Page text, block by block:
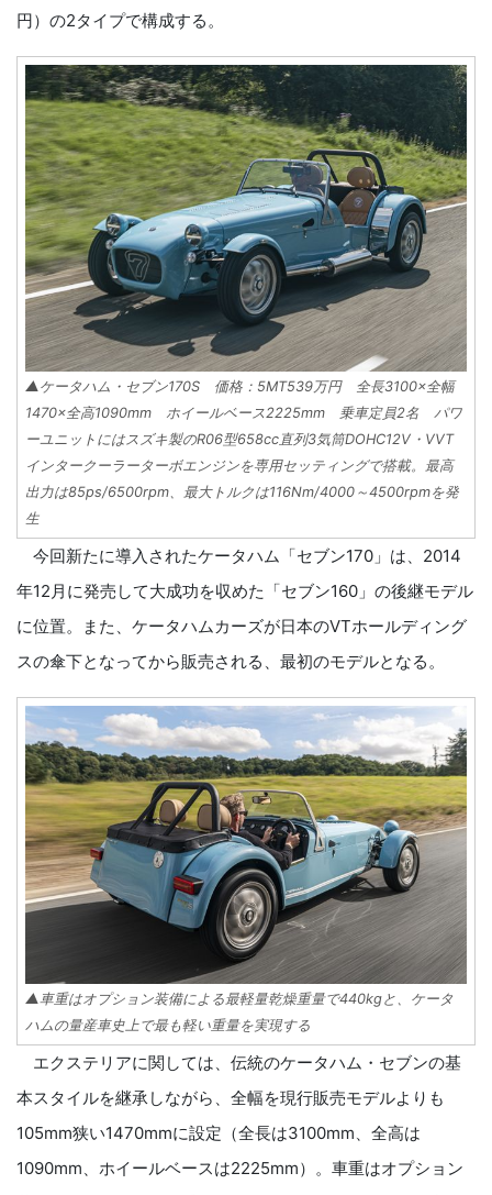
円）の2タイプで構成する。
▲ケータハム・セブン170S 価格：5MT539万円 全長3100×全幅
1470×全高1090mm ホイールベース2225mm 乗車定員2名 パワ
ーユニットにはスズキ製のR06型658cc直列3気筒DOHC12V・VVT
インタークーラーターボエンジンを専用セッティングで搭載。最高
出力は85ps/6500rpm、最大トルクは116Nm/4000～4500rpmを発
生
今回新たに導入されたケータハム「セブン170」は、2014
年12月に発売して大成功を収めた「セブン160」の後継モデル
に位置。また、ケータハムカーズが日本のVTホールディング
スの傘下となってから販売される、最初のモデルとなる。
▲車重はオプション装備による最軽量乾燥重量で440kgと、ケータ
ハムの量産車史上で最も軽い重量を実現する
エクステリアに関しては、伝統のケータハム・セブンの基
本スタイルを継承しながら、全幅を現行販売モデルよりも
105mm狭い1470mmに設定（全長は3100mm、全高は
1090mm、ホイールベースは2225mm）。車重はオプション